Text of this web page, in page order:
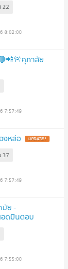
22
8:02:00
ศุภาลัย
7:57:49
งหล่อ
37
7:57:49
มัย -
อดมินตอบ
7:55:00